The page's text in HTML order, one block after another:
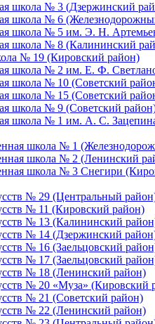
школа № 3 (Дзержинский
школа № 6
школа № 5 им. Э. Н.
школа № 8 (Калининский
№ 19 (Кировский район)
школа № 2 им. Е. Ф.
школа № 10 (Советский
школа № 15 (Советский
школа № 9 (Советский
школа № 1 им. А. С.
школа № 1
школа № 2 (Ленинский
школа № 3 Снегири
№ 29 (Центральный
№ 11 (Кировский район)
№ 13 (Калининский
№ 14 (Дзержинский
№ 16 (Заельцовский
№ 17 (Заельцовский
№ 18 (Ленинский район)
№ 20 «Муза» (Кировский
№ 21 (Советский район)
№ 22 (Ленинский район)